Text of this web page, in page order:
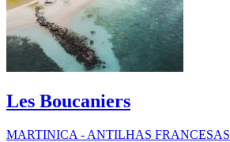
Les Boucaniers
MARTINICA - ANTILHAS FRANCESAS